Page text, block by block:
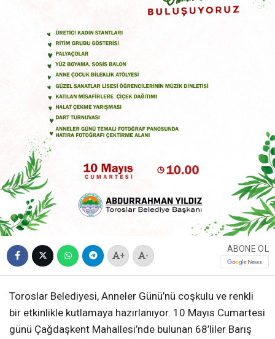
+ -
ABONE OL
Toroslar Belediyesi, Anneler Günü’nü coşkulu ve renkli
bir etkinlikle kutlamaya hazırlanıyor. 10 Mayıs Cumartesi
günü Çağdaşkent Mahallesi’nde bulunan 68’liler Barış